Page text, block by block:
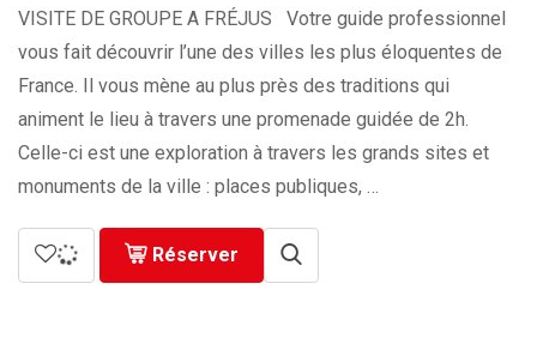
VISITE DE GROUPE A FRÉJUS Votre guide professionnel
vous fait découvrir l’une des villes les plus éloquentes de
France. Il vous mène au plus près des traditions qui
animent le lieu à travers une promenade guidée de 2h.
Celle-ci est une exploration à travers les grands sites et
monuments de la ville : places publiques, …
Réserver